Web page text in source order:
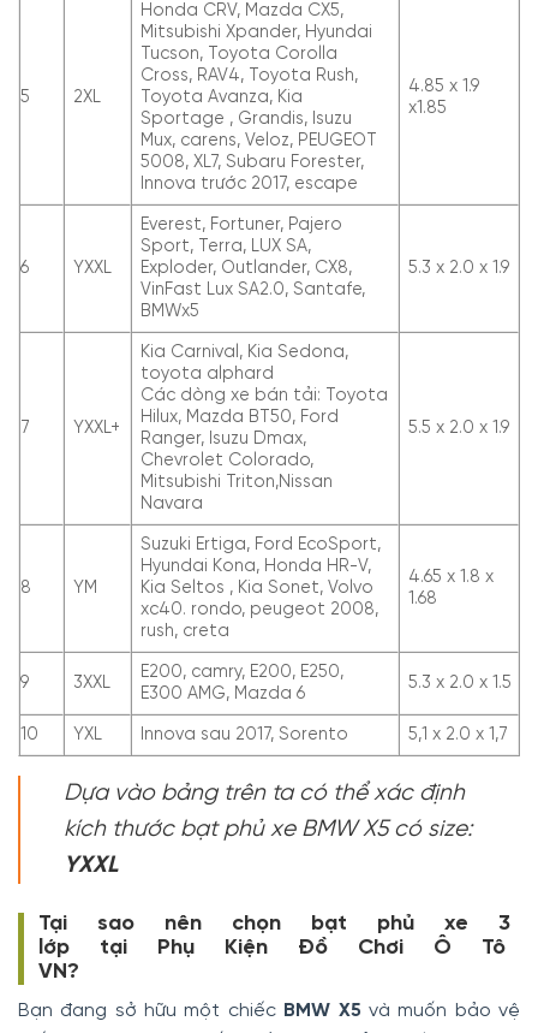
5 2XL
Honda CRV, Mazda CX5,
Mitsubishi Xpander, Hyundai
Tucson, Toyota Corolla
Cross, RAV4, Toyota Rush,
Toyota Avanza, Kia
Sportage , Grandis, Isuzu
Mux, carens, Veloz, PEUGEOT
5008, XL7, Subaru Forester,
Innova trước 2017, escape
4.85 x 1.9
x1.85
6 YXXL
Everest, Fortuner, Pajero
Sport, Terra, LUX SA,
Exploder, Outlander, CX8,
VinFast Lux SA2.0, Santafe,
BMWx5
5.3 x 2.0 x 1.9
7 YXXL+
Kia Carnival, Kia Sedona,
toyota alphard
Các dòng xe bán tải: Toyota
Hilux, Mazda BT50, Ford
Ranger, Isuzu Dmax,
Chevrolet Colorado,
Mitsubishi Triton,Nissan
Navara
5.5 x 2.0 x 1.9
8 YM
Suzuki Ertiga, Ford EcoSport,
Hyundai Kona, Honda HR-V,
Kia Seltos , Kia Sonet, Volvo
xc40. rondo, peugeot 2008,
rush, creta
4.65 x 1.8 x
1.68
9 3XXL
E200, camry, E200, E250,
E300 AMG, Mazda 6
5.3 x 2.0 x 1.5
10 YXL Innova sau 2017, Sorento 5,1 x 2.0 x 1,7
Dựa vào bảng trên ta có thể xác định
kích thước bạt phủ xe BMW X5 có size:
YXXL
Tại sao nên chọn bạt phủ xe 3
lớp tại Phụ Kiện Đồ Chơi Ô Tô
VN?
Bạn đang sở hữu một chiếcBMW X5 và muốn bảo vệ